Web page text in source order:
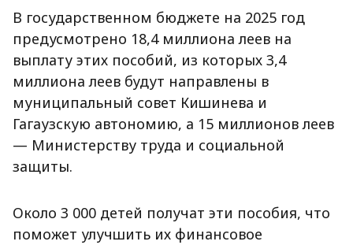
В государственном бюджете на 2025 год
предусмотрено 18,4 миллиона леев на
выплату этих пособий, из которых 3,4
миллиона леев будут направлены в
муниципальный совет Кишинева и
Гагаузскую автономию, а 15 миллионов леев
— Министерству труда и социальной
защиты.
Около 3 000 детей получат эти пособия, что
поможет улучшить их финансовое